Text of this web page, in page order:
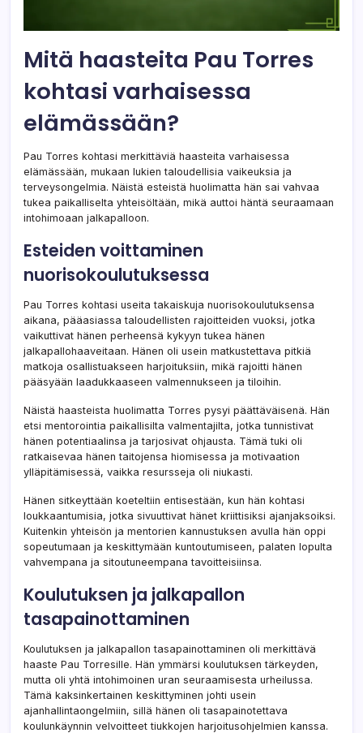
Mitä haasteita Pau Torres
kohtasi varhaisessa
elämässään?
Pau Torres kohtasi merkittäviä haasteita varhaisessa
elämässään, mukaan lukien taloudellisia vaikeuksia ja
terveysongelmia. Näistä esteistä huolimatta hän sai vahvaa
tukea paikalliselta yhteisöltään, mikä auttoi häntä seuraamaan
intohimoaan jalkapalloon.
Esteiden voittaminen
nuorisokoulutuksessa
Pau Torres kohtasi useita takaiskuja nuorisokoulutuksensa
aikana, pääasiassa taloudellisten rajoitteiden vuoksi, jotka
vaikuttivat hänen perheensä kykyyn tukea hänen
jalkapallohaaveitaan. Hänen oli usein matkustettava pitkiä
matkoja osallistuakseen harjoituksiin, mikä rajoitti hänen
pääsyään laadukkaaseen valmennukseen ja tiloihin.
Näistä haasteista huolimatta Torres pysyi päättäväisenä. Hän
etsi mentorointia paikallisilta valmentajilta, jotka tunnistivat
hänen potentiaalinsa ja tarjosivat ohjausta. Tämä tuki oli
ratkaisevaa hänen taitojensa hiomisessa ja motivaation
ylläpitämisessä, vaikka resursseja oli niukasti.
Hänen sitkeyttään koeteltiin entisestään, kun hän kohtasi
loukkaantumisia, jotka sivuuttivat hänet kriittisiksi ajanjaksoiksi.
Kuitenkin yhteisön ja mentorien kannustuksen avulla hän oppi
sopeutumaan ja keskittymään kuntoutumiseen, palaten lopulta
vahvempana ja sitoutuneempana tavoitteisiinsa.
Koulutuksen ja jalkapallon
tasapainottaminen
Koulutuksen ja jalkapallon tasapainottaminen oli merkittävä
haaste Pau Torresille. Hän ymmärsi koulutuksen tärkeyden,
mutta oli yhtä intohimoinen uran seuraamisesta urheilussa.
Tämä kaksinkertainen keskittyminen johti usein
ajanhallintaongelmiin, sillä hänen oli tasapainotettava
koulunkäynnin velvoitteet tiukkojen harjoitusohjelmien kanssa.